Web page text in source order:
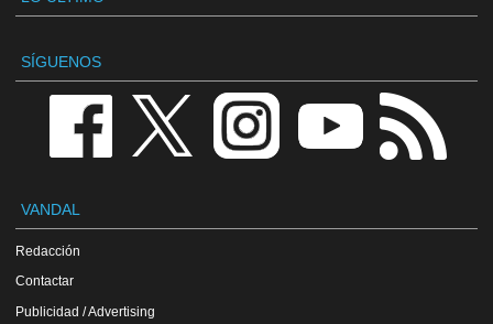
SÍGUENOS
VANDAL
Redacción
Contactar
Publicidad / Advertising